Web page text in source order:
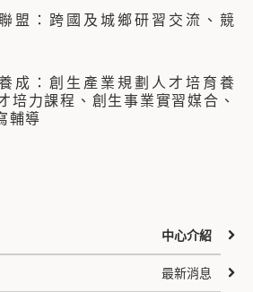
盟：跨國及城鄉研習交流、競
成：創生產業規劃人才培育養
培力課程、創生事業實習媒合、
輔導
中心介紹
最新消息